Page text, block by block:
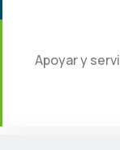
Apoyar y